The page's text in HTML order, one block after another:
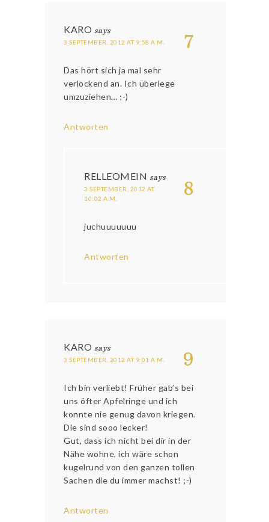
7
KARO says
3 SEPTEMBER, 2012 AT 9:58 A.M.
Das hört sich ja mal sehr
verlockend an. Ich überlege
umzuziehen… ;-)
Antworten
8
RELLEOMEIN says
3 SEPTEMBER, 2012 AT
10:02 A.M.
juchuuuuuuu
Antworten
9
KARO says
3 SEPTEMBER, 2012 AT 9:01 A.M.
Ich bin verliebt! Früher gab’s bei
uns öfter Apfelringe und ich
konnte nie genug davon kriegen.
Die sind sooo lecker!
Gut, dass ich nicht bei dir in der
Nähe wohne, ich wäre schon
kugelrund von den ganzen tollen
Sachen die du immer machst! ;-)
Antworten